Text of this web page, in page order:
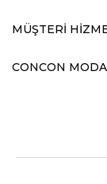
MÜŞTERİ
CONCON